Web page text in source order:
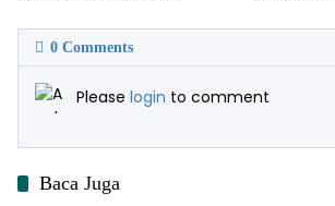
0 Comments
Please login to comment
Baca Juga